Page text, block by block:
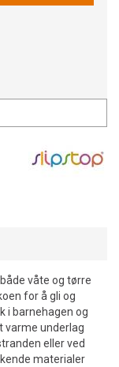
våte og tørre
for å gli og
i barnehagen og
varme underlag
eller ved
materialer